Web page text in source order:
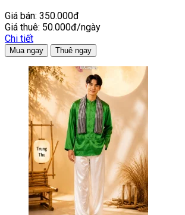
Giá bán: 350.000đ
Giá thuê: 50.000đ/ngày
Chi tiết
Mua ngay Thuê ngay